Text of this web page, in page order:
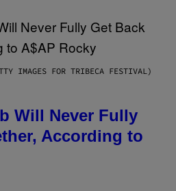
IMAGES FOR TRIBECA FESTIVAL)
Will Never Fully
According to